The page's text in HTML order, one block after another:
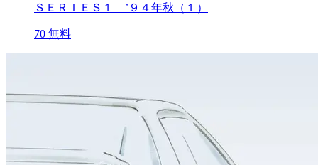
ＳＥＲＩＥＳ１ ’９４年秋（１）
70 無料